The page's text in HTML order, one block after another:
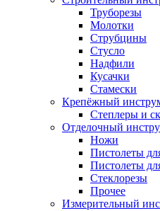
Труборезы
Молотки
Струбцины
Стусло
Надфили
Кусачки
Стамески
Крепёжный
Степлеры и
Отделочный
Ножи
Пистолеты
Пистолеты
Стеклорезы
Прочее
Измерительный